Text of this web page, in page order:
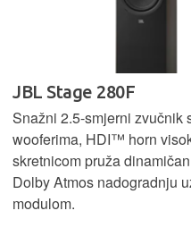
JBL Stage 280F
Snažni 2.5-smjerni zvučnik
wooferima, HDI™ horn
skretnicom pruža
Dolby Atmos nadogradnju
modulom.